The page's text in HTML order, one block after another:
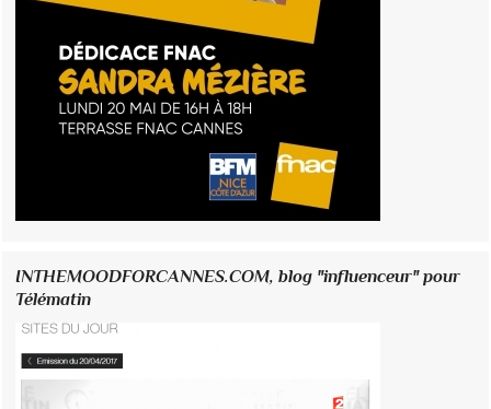
INTHEMOODFORCANNES.COM, blog "influenceur" pour
Télématin